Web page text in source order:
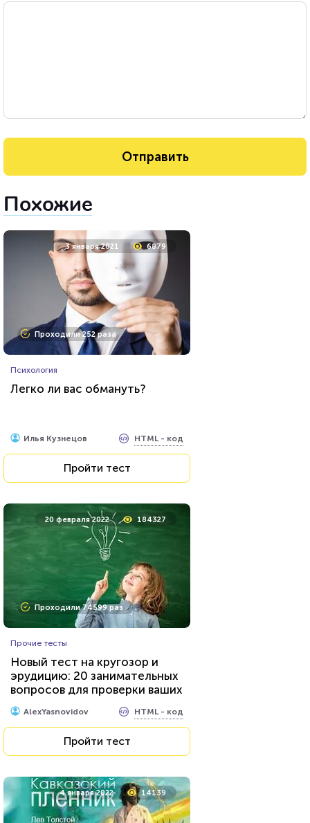
Похожие
3 января 2021 6879
Проходили 252 раза
Психология
Легко ли вас обмануть?
Илья Кузнецов HTML - код
Пройти тест
20 февраля 2022 184327
Проходили 74599 раз
Прочие тесты
Новый тест на кругозор и
эрудицию: 20 занимательных
вопросов для проверки ваших
знаний...
AlexYasnovidov HTML - код
Пройти тест
4 января 2022 14139